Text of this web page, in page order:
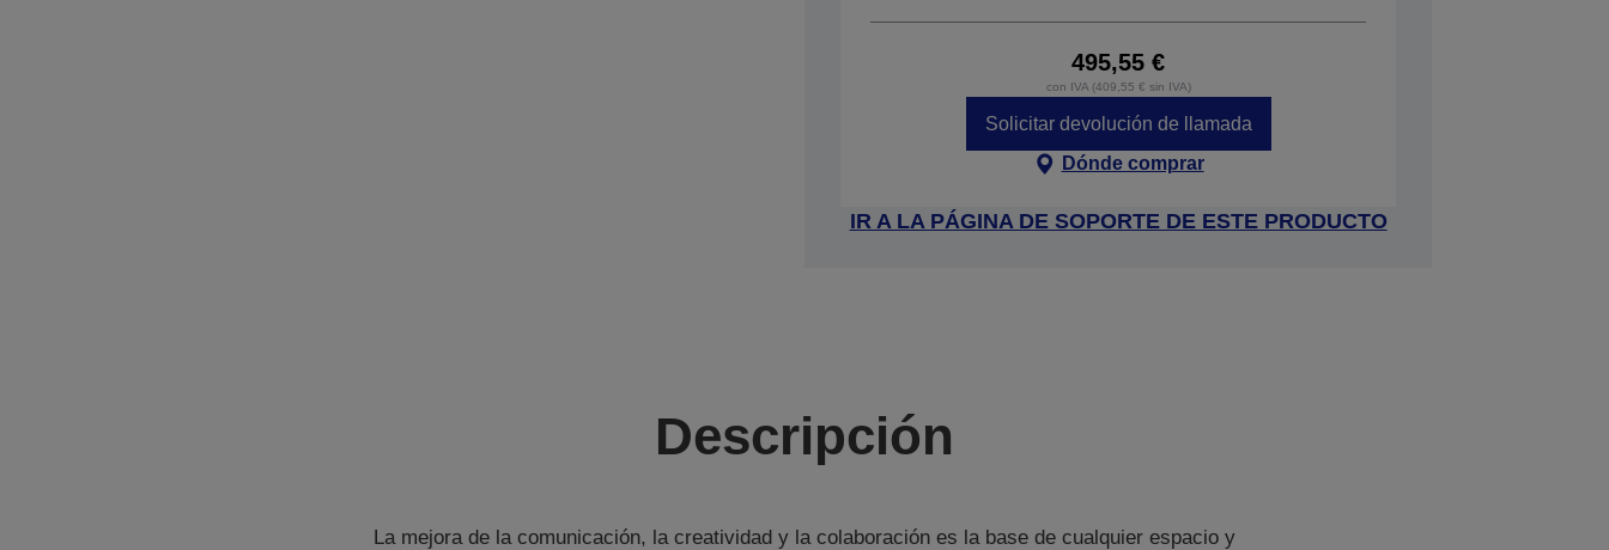
495,55 €
con IVA (409,55 € sin IVA)
Solicitar devolución de llamada
Dónde comprar
IR A LA PÁGINA DE SOPORTE DE ESTE PRODUCTO
Descripción
La mejora de la comunicación, la creatividad y la colaboración es la base de cualquier espacio y